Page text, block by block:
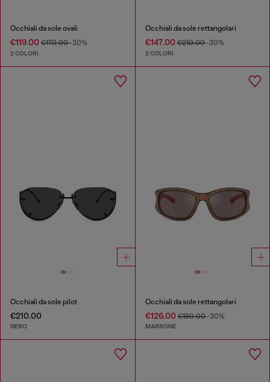
Occhiali da sole ovali
€119.00 €170.00-30%
2 COLORI
Occhiali da sole rettangolari
€147.00€210.00-30%
2 COLORI
Occhiali da sole pilot
€210.00
NERO
Occhiali da sole rettangolari
€126.00€180.00-30%
MARRONE